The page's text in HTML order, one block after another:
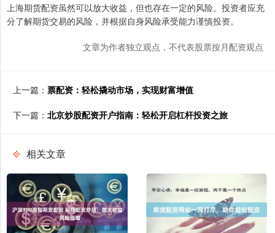
上海期货配资虽然可以放大收益，但也存在一定的风险。投资者应充
分了解期货交易的风险，并根据自身风险承受能力谨慎投资。
文章为作者独立观点，不代表股票按月配资观点
上一篇： 票配资：轻松撬动市场，实现财富增值
下一篇： 北京炒股配资开户指南：轻松开启杠杆投资之旅
相关文章